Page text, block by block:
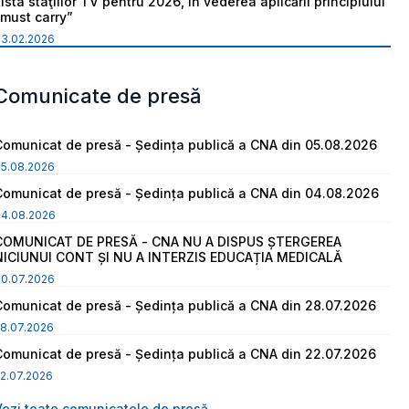
carry”
de presă
de presă - Ședința publică a CNA din 05.08.2026
de presă - Ședința publică a CNA din 04.08.2026
DE PRESĂ - CNA NU A DISPUS ȘTERGEREA
CONT ȘI NU A INTERZIS EDUCAȚIA MEDICALĂ
de presă - Ședința publică a CNA din 28.07.2026
de presă - Ședința publică a CNA din 22.07.2026